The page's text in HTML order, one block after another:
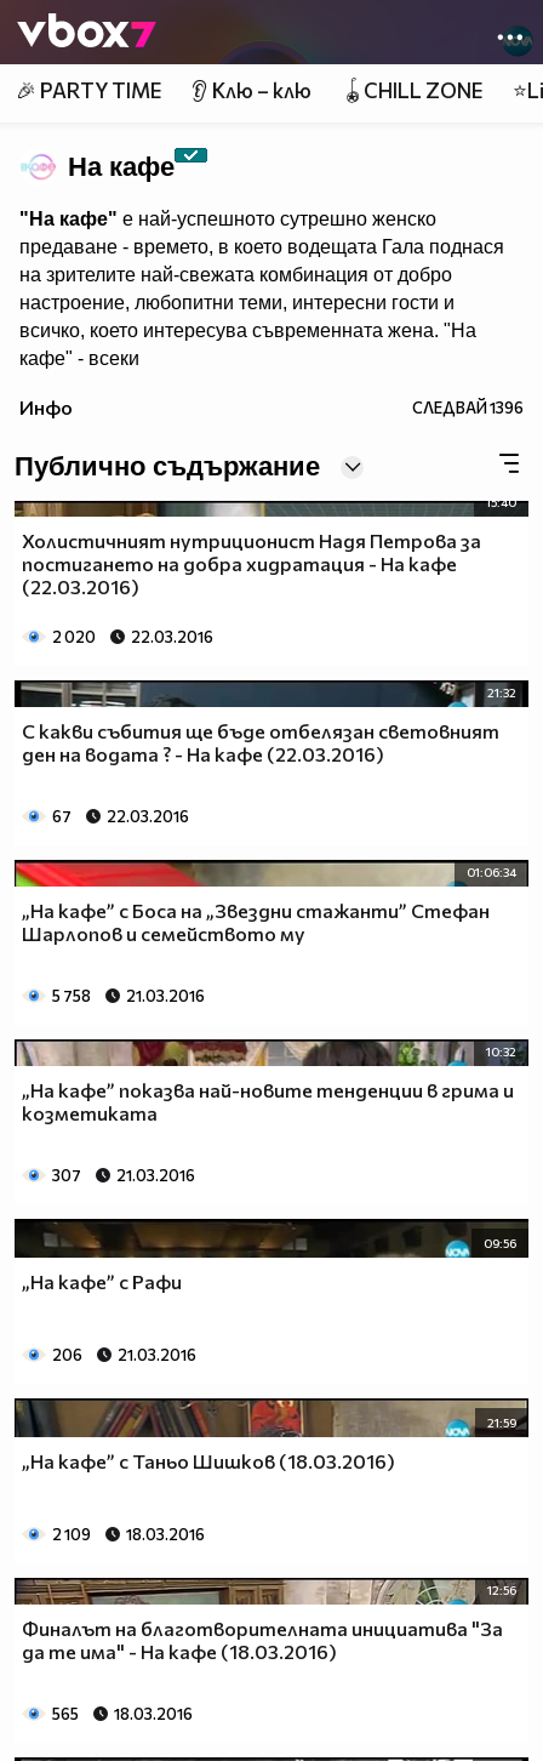
👾
🎉 PARTY TIME 👂 Клю – клю 🪀CHILL ZONE
На кафе
"На кафе" е най-успешното сутрешно женско
предаване - времето, в което водещата Гала поднася
на зрителите най-свежата комбинация от добро
настроение, любопитни теми, интересни гости и
всичко, което интересува съвременната жена. "На
кафе" - всеки
може да гледате и в
Инфо СЛЕДВАЙ1396
Публично съдържание
15:40
Холистичният нутриционист Надя Петрова за
постигането на добра хидратация - На кафе
(22.03.2016)
2 020 22.03.2016
21:32
С какви събития ще бъде отбелязан световният
ден на водата ? - На кафе (22.03.2016)
67 22.03.2016
01:06:34
„На кафе” с Боса на „Звездни стажанти” Стефан
Шарлопов и семейството му
5 758 21.03.2016
10:32
„На кафе” показва най-новите тенденции в грима и
козметиката
307 21.03.2016
09:56
„На кафе” с Рафи
206 21.03.2016
21:59
„На кафе” с Таньо Шишков (18.03.2016)
2 109 18.03.2016
12:56
Финалът на благотворителната инициатива "За
да те има" - На кафе (18.03.2016)
565 18.03.2016